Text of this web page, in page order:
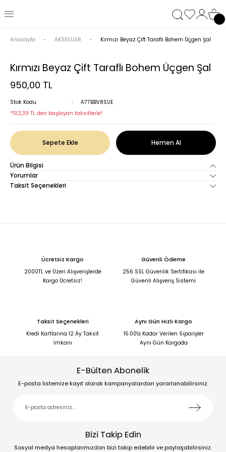
Anasayfa AKSESUAR Kırmızı Beyaz Çift Taraflı Bohem Üçgen Şal
Kırmızı Beyaz Çift Taraflı Bohem Üçgen Şal
950,00 TL
Stok Kodu
A77BBV8SUE
*102,39 TL den başlayan taksitlerle!
Sepete Ekle Hemen Al
Ürün Bilgisi
Yorumlar
Taksit Seçenekleri
Ücretsiz Kargo
2000TL ve Üzeri Alışverişlerde
Kargo Ücretsiz!
Güvenli Ödeme
256 SSL Güvenlik Sertifikası ile
Güvenli Alışveriş Sistemi
Taksit Seçenekleri
Kredi Kartlarına 12 Ay Taksit
İmkanı
Aynı Gün Hızlı Kargo
15:00'a Kadar Verilen Siparişler
Aynı Gün Kargoda
E-Bülten Abonelik
E-posta listemize kayıt olarak kampanyalardan yararlanabilirsiniz.
Bizi Takip Edin
Sosyal medya hesaplarımızdan bizi takip edebilir ve paylaşabilirsiniz.